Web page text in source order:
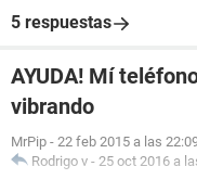
5 respuestas
AYUDA! Mí
vibrando
MrPip - 22 feb 2015 a las
Rodrigo v - 25 oct 2016 a